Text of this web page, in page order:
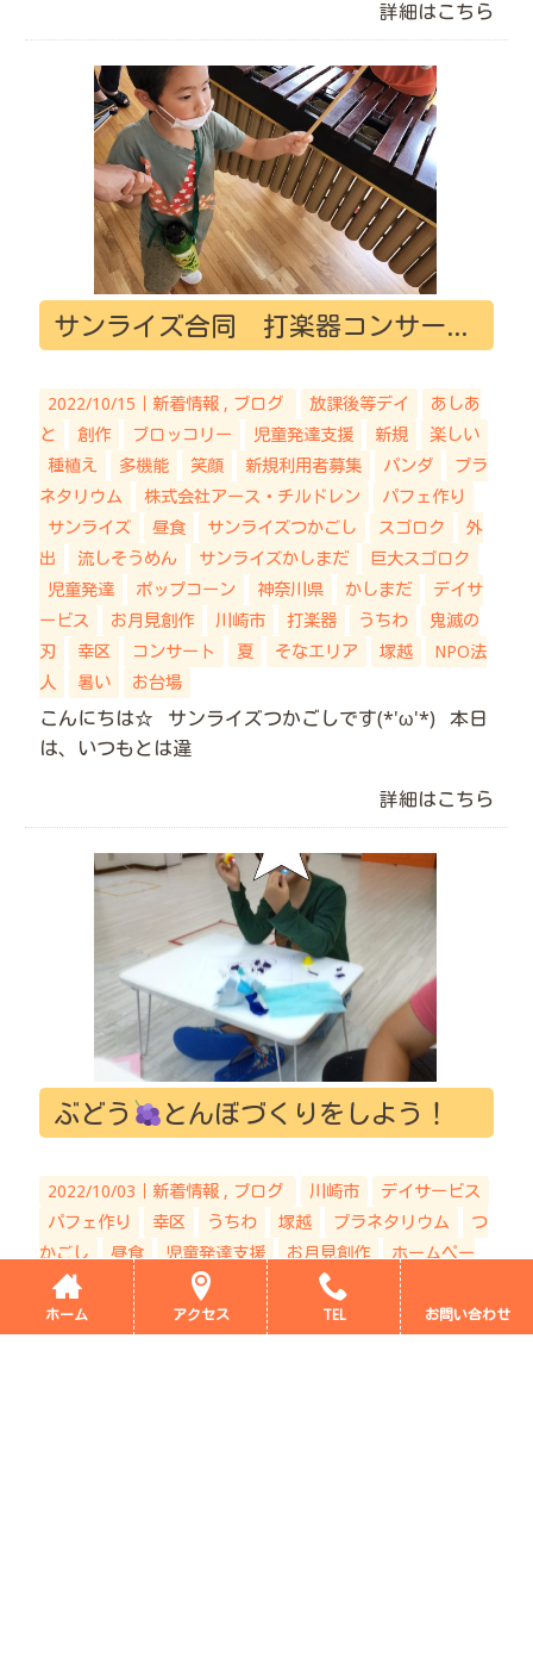
詳細はこちら
サンライズ合同 打楽器コンサート
2022/10/15｜ 新着情報 ブログ 放課後等デイ
あしあ
と
創作 ブロッコリー 児童発達支援 新規
楽しい
種植え
多機能 笑顔 新規利用者募集 パンダ
プラ
ネタリウム
株式会社アース・チルドレン
パフェ作り
サンライズ
昼食 サンライズつかごし スゴロク
外
出
流しそうめん サンライズかしまだ
巨大スゴロク
児童発達
ポップコーン 神奈川県 かしまだ
デイサ
ービス
お月見創作 川崎市 打楽器 うちわ
鬼滅の
刃
幸区 コンサート 夏 そなエリア 塚越
NPO法
人
暑い お台場
こんにちは☆ サンライズつかごしです(*'ω'*) 本日
は、いつもとは違
詳細はこちら
ぶどう とんぼづくりをしよう！
2022/10/03｜ 新着情報 ブログ 川崎市
デイサービス
パフェ作り
幸区 うちわ 塚越 プラネタリウム
つ
かごし
昼食 児童発達支援 お月見創作
ホームペー
ジ
鬼滅の刃 パンダ そなエリア
株式会社アース・チ
ルドレン
サンライズ お台場 サンライズつかごし
イ
ホーム アクセス TEL お問い合わせ